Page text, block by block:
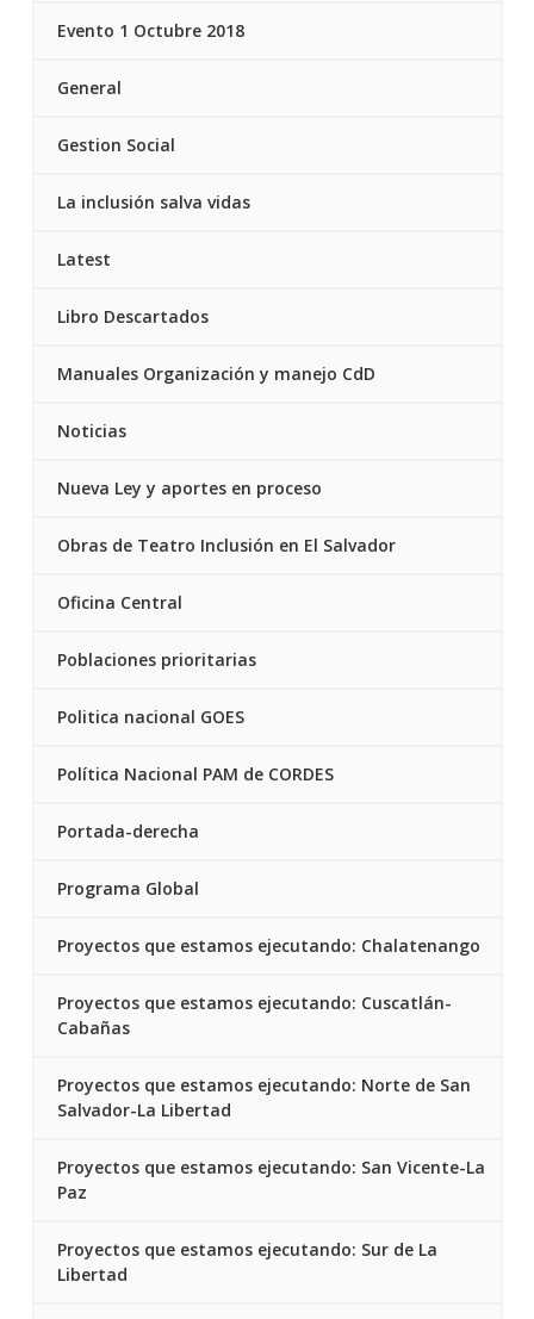
Evento 1 Octubre 2018
General
Gestion Social
La inclusión salva vidas
Latest
Libro Descartados
Manuales Organización y manejo CdD
Noticias
Nueva Ley y aportes en proceso
Obras de Teatro Inclusión en El Salvador
Oficina Central
Poblaciones prioritarias
Politica nacional GOES
Política Nacional PAM de CORDES
Portada-derecha
Programa Global
Proyectos que estamos ejecutando: Chalatenango
Proyectos que estamos ejecutando: Cuscatlán-
Cabañas
Proyectos que estamos ejecutando: Norte de San
Salvador-La Libertad
Proyectos que estamos ejecutando: San Vicente-La
Paz
Proyectos que estamos ejecutando: Sur de La
Libertad